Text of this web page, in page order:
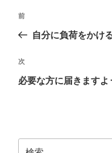
投
ビ
ゲ
ン
前
の
稿
前
自分に負荷をかけ
次
の
次
必要な方に届きますよ